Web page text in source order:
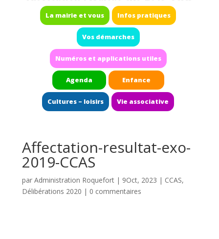
La mairie et vous Infos pratiques
Vos démarches
Numéros et applications utiles
Agenda Enfance
Cultures – loisirs Vie associative
Affectation-resultat-exo-
2019-CCAS
par Administration Roquefort| 9Oct, 2023 | CCAS,
Délibérations 2020 | 0 commentaires